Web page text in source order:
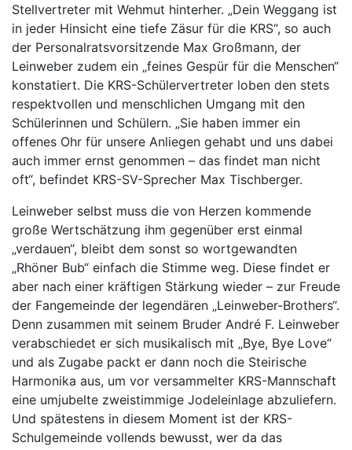
Stellvertreter mit Wehmut hinterher. „Dein Weggang ist
in jeder Hinsicht eine tiefe Zäsur für die KRS“, so auch
der Personalratsvorsitzende Max Großmann, der
Leinweber zudem ein „feines Gespür für die Menschen“
konstatiert. Die KRS-Schülervertreter loben den stets
respektvollen und menschlichen Umgang mit den
Schülerinnen und Schülern. „Sie haben immer ein
offenes Ohr für unsere Anliegen gehabt und uns dabei
auch immer ernst genommen – das findet man nicht
oft“, befindet KRS-SV-Sprecher Max Tischberger.
Leinweber selbst muss die von Herzen kommende
große Wertschätzung ihm gegenüber erst einmal
„verdauen“, bleibt dem sonst so wortgewandten
„Rhöner Bub“ einfach die Stimme weg. Diese findet er
aber nach einer kräftigen Stärkung wieder – zur Freude
der Fangemeinde der legendären „Leinweber-Brothers“.
Denn zusammen mit seinem Bruder André F. Leinweber
verabschiedet er sich musikalisch mit „Bye, Bye Love“
und als Zugabe packt er dann noch die Steirische
Harmonika aus, um vor versammelter KRS-Mannschaft
eine umjubelte zweistimmige Jodeleinlage abzuliefern.
Und spätestens in diesem Moment ist der KRS-
Schulgemeinde vollends bewusst, wer da das